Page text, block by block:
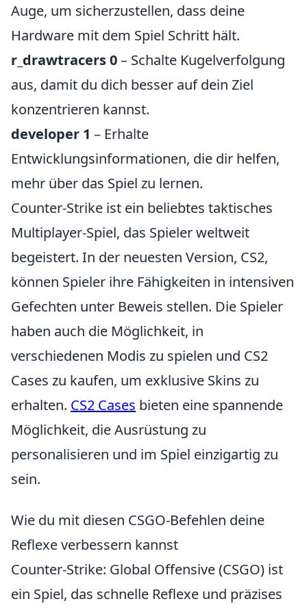
Auge, um sicherzustellen, dass deine
Hardware mit dem Spiel Schritt hält.
r_drawtracers 0– Schalte Kugelverfolgung
aus, damit du dich besser auf dein Ziel
konzentrieren kannst.
developer 1 – Erhalte
Entwicklungsinformationen, die dir helfen,
mehr über das Spiel zu lernen.
Counter-Strike ist ein beliebtes taktisches
Multiplayer-Spiel, das Spieler weltweit
begeistert. In der neuesten Version, CS2,
können Spieler ihre Fähigkeiten in intensiven
Gefechten unter Beweis stellen. Die Spieler
haben auch die Möglichkeit, in
verschiedenen Modis zu spielen und CS2
Cases zu kaufen, um exklusive Skins zu
erhalten. CS2 Cases bieten eine spannende
Möglichkeit, die Ausrüstung zu
personalisieren und im Spiel einzigartig zu
sein.
Wie du mit diesen CSGO-Befehlen deine
Reflexe verbessern kannst
Counter-Strike: Global Offensive (CSGO) ist
ein Spiel, das schnelle Reflexe und präzises